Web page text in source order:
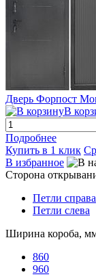
Дверь Форпост
В
Подробнее
Купить в 1 клик
В избранное
Сторона
Петли справа
Петли слева
Ширина короба,
860
960